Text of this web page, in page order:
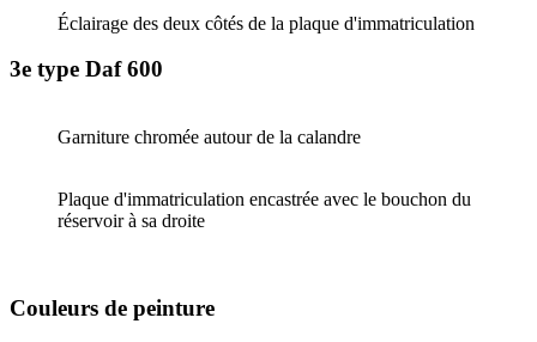
Éclairage des deux côtés de la plaque d'immatriculation
3e type Daf 600
Garniture chromée autour de la calandre
Plaque d'immatriculation encastrée avec le bouchon du
réservoir à sa droite
Couleurs de peinture